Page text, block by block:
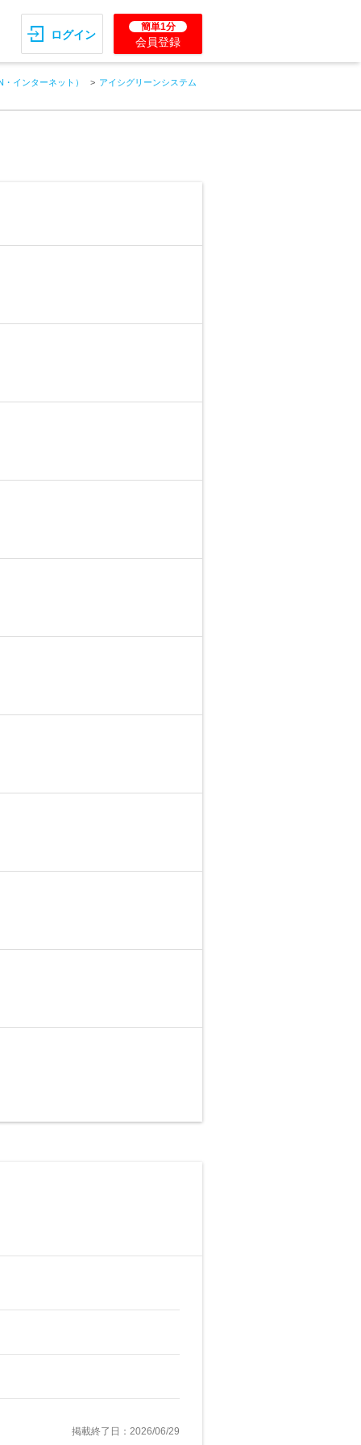
ログイン
簡単1分
会員登録
インターネット）
アイシグリーンシステム
掲載終了日：2026/06/29